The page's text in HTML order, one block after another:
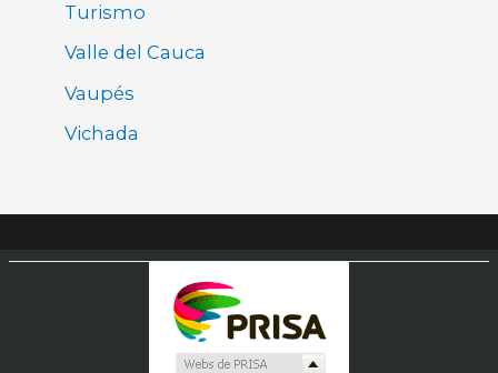
Turismo
Valle del Cauca
Vaupés
Vichada